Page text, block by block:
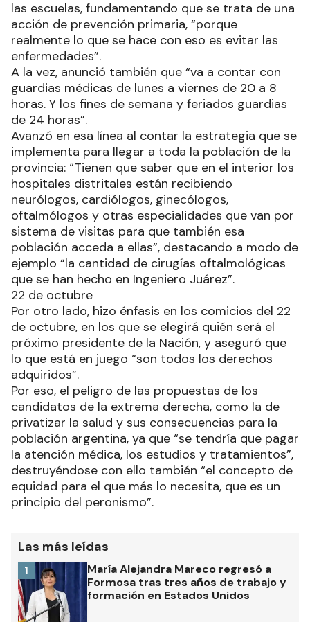
las escuelas, fundamentando que se trata de una
acción de prevención primaria, “porque
realmente lo que se hace con eso es evitar las
enfermedades”.
A la vez, anunció también que “va a contar con
guardias médicas de lunes a viernes de 20 a 8
horas. Y los fines de semana y feriados guardias
de 24 horas”.
Avanzó en esa línea al contar la estrategia que se
implementa para llegar a toda la población de la
provincia: “Tienen que saber que en el interior los
hospitales distritales están recibiendo
neurólogos, cardiólogos, ginecólogos,
oftalmólogos y otras especialidades que van por
sistema de visitas para que también esa
población acceda a ellas”, destacando a modo de
ejemplo “la cantidad de cirugías oftalmológicas
que se han hecho en Ingeniero Juárez”.
22 de octubre
Por otro lado, hizo énfasis en los comicios del 22
de octubre, en los que se elegirá quién será el
próximo presidente de la Nación, y aseguró que
lo que está en juego “son todos los derechos
adquiridos”.
Por eso, el peligro de las propuestas de los
candidatos de la extrema derecha, como la de
privatizar la salud y sus consecuencias para la
población argentina, ya que “se tendría que pagar
la atención médica, los estudios y tratamientos”,
destruyéndose con ello también “el concepto de
equidad para el que más lo necesita, que es un
principio del peronismo”.
Las más leídas
María Alejandra Mareco regresó a
Formosa tras tres años de trabajo y
formación en Estados Unidos
1